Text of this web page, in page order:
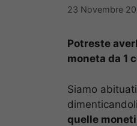
23 Novembre
Potreste
moneta da 1
Siamo
quelle